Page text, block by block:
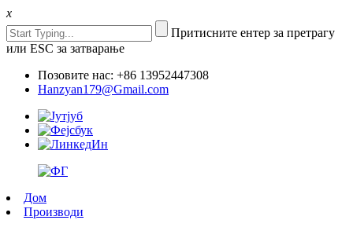
x
Притисните ентер за претрагу
или ESC за затварање
Позовите нас: +86 13952447308
Hanzyan179@Gmail.com
Дом
Производи